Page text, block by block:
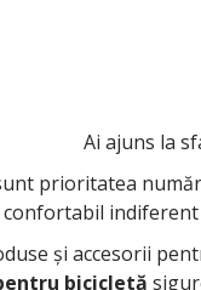
prioritatea
și accesorii
bicicletă
Ai ajuns la